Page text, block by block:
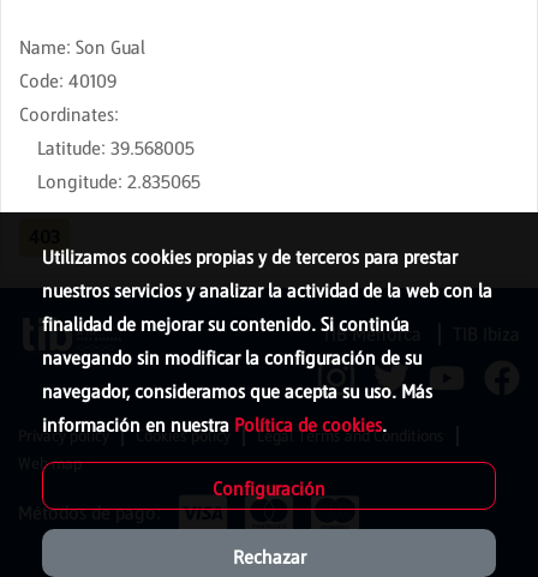
Name: Son Gual
Code: 40109
Coordinates:
Latitude: 39.568005
Longitude: 2.835065
Utilizamos cookies propias y de terceros para prestar
nuestros servicios y analizar la actividad de la web con la
finalidad de mejorar su contenido. Si continúa
navegando sin modificar la configuración de su
navegador, consideramos que acepta su uso. Más
información en nuestra Política de cookies.
Configuración
Rechazar
TIB Menorca
Privacy policy Cookies policy
Legal Terms and Conditions
Web map
Métodos de pago: